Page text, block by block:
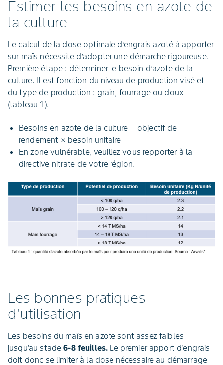
Estimer les besoins en azote de
la culture
Le calcul de la dose optimale d’engrais azoté à apporter
sur maïs nécessite d’adopter une démarche rigoureuse.
Première étape : déterminer le besoin d’azote de la
culture. Il est fonction du niveau de production visé et
du type de production : grain, fourrage ou doux
(tableau 1).
Besoins en azote de la culture = objectif de
rendement × besoin unitaire
En zone vulnérable, veuillez vous repporter à la
directive nitrate de votre région.
Les bonnes pratiques
d'utilisation
Les besoins du maïs en azote sont assez faibles
jusqu’au stade 6-8 feuilles. Le premier apport d’engrais
doit donc se limiter à la dose nécessaire au démarrage